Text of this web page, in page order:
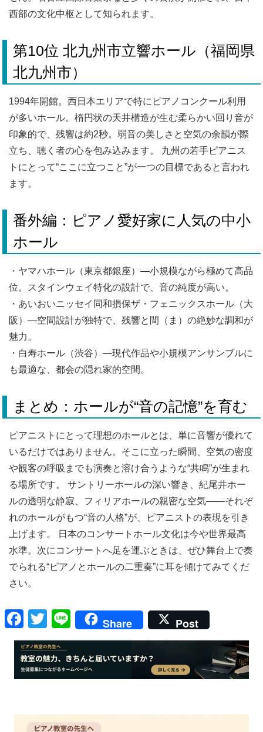
西部の文化中枢として知られます。
第10位 北九州市立響ホール（福岡県
北九州市）
1994年開館。西日本エリアで特にピアノコンクール利用
が多いホール。楕円状の天井構造が生む柔らかい回り音が
印象的で、残響は約2秒。弱音の美しさと空気の余韻が際
立ち、聴く者の心を包み込みます。 九州の若手ピアニス
トにとって“ここに立つこと”が一つの目標であると言われ
ます。
番外編：ピアノ愛好家に人気の中小
ホール
・ヤマハホール（東京都銀座）―小規模ながら極めて高品
位。スタインウェイ特化の設計で、音の純度が高い。
・あいおいニッセイ同和損保ザ・フェニックスホール（大
阪）―空間設計が独特で、残響と間（ま）の絶妙な調和が
魅力。
・白寿ホール（渋谷）―現代作品や小規模アンサンブルに
も最適な、都会の隠れ家的空間。
まとめ：ホールが“音の記憶”を育む
ピアニストにとって理想のホールとは、単に音響が優れて
いるだけではありません。そこに立った瞬間、空気の密度
や観客の呼吸までも演奏と溶け合うような“共鳴”が生まれ
る場所です。 サントリーホールの深い響き、紀尾井ホー
ルの透明な静寂、フィリアホールの親密な空気――それぞ
れのホールがもつ“音の人格”が、ピアニストの表現を引き
上げます。 日本のコンサートホール文化は今や世界最高
水準。次にコンサートへ足を運ぶときは、ぜひ舞台上で奏
でられる“ピアノとホールの二重奏”に耳を傾けてみてくだ
さい。
F
a
c
e
o
T
wi
tt
er
Li
n
e
Share Post